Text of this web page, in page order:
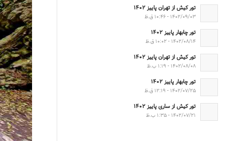
تور کیش از تهران پاییز ۱۴۰۲
۱۴۰۲/۰۹/۰۳ - ۱۰:۴۶ ق.ظ
تور چابهار پاییز ۱۴۰۲
۱۴۰۲/۰۸/۱۴ - ۱۰:۰۲ ق.ظ
تور کیش از تهران پاییز ۱۴۰۲
۱۴۰۲/۰۸/۰۸ - ۱:۱۹ ب.ظ
تور چابهار پاییز ۱۴۰۲
۱۴۰۲/۰۷/۲۵ - ۱۲:۱۹ ق.ظ
تور کیش از ساری پاییز ۱۴۰۲
۱۴۰۲/۰۷/۲۱ - ۱:۳۵ ب.ظ